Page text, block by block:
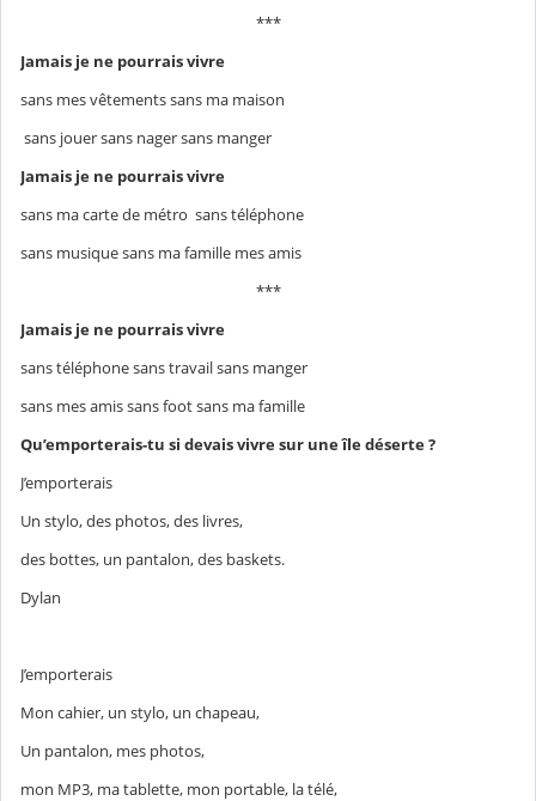
***
Jamais je ne pourraisvivre
sans mes vêtements sans ma maison
sans jouer sans nager sans manger
Jamais je ne pourraisvivre
sans ma carte de métro sans téléphone
sans musique sans ma famille mes amis
***
Jamais je ne pourraisvivre
sans téléphone sans travail sans manger
sans mes amis sans foot sans ma famille
Qu’emporterais-tu si devais vivre sur une île déserte ?
J’emporterais
Un stylo, des photos, des livres,
des bottes, un pantalon, des baskets.
Dylan
J’emporterais
Mon cahier, un stylo, un chapeau,
Un pantalon, mes photos,
mon MP3, ma tablette, mon portable, la télé,